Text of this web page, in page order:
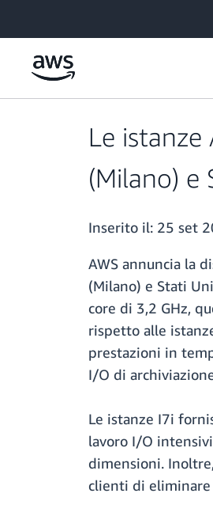
Le istanze
(Milano) e
Inserito il: 25 set
AWS annuncia la
(Milano) e Stati
core di 3,2 GHz,
rispetto alle
prestazioni in
I/O di
Le istanze I7i
lavoro I/O
dimensioni.
clienti di